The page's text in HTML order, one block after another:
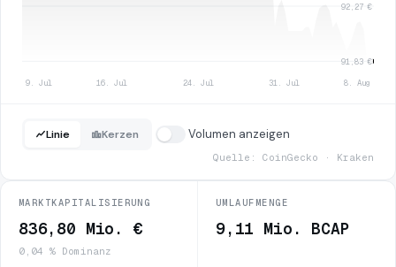
92,27 €
91,83 €
9. Jul 16. Jul 24. Jul 31. Jul 8. Aug
Linie Kerzen Volumen anzeigen
Quelle: CoinGecko · Kraken
MARKTKAPITALISIERUNG
836,80 Mio. €
0,04 % Dominanz
UMLAUFMENGE
9,11 Mio. BCAP